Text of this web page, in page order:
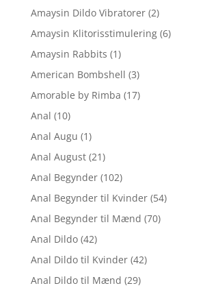
Amaysin Dildo Vibratorer (2)
Amaysin Klitorisstimulering (6)
Amaysin Rabbits (1)
American Bombshell (3)
Amorable by Rimba (17)
Anal (10)
Anal Augu (1)
Anal August (21)
Anal Begynder (102)
Anal Begynder til Kvinder (54)
Anal Begynder til Mænd (70)
Anal Dildo (42)
Anal Dildo til Kvinder (42)
Anal Dildo til Mænd (29)